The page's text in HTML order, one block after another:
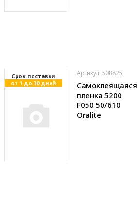
Cрок поставки
от 1 до 30 дней
Артикул: 508825
Самоклеящаяся
пленка 5200
F050 50/610
Oralite